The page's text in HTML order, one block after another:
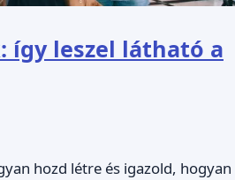
így leszel látható a
hozd létre és igazold, hogyan